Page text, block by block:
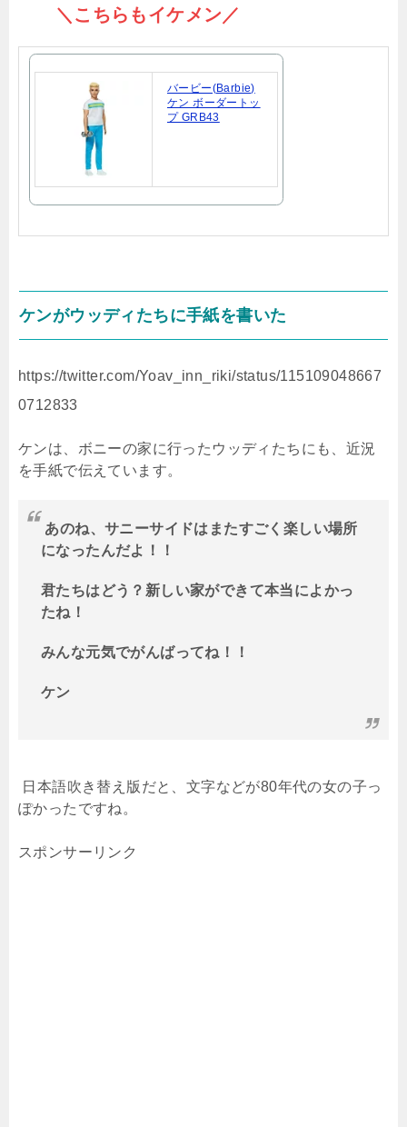
＼こちらもイケメン／
バービー(Barbie)
ケン ボーダートッ
プ GRB43
ケンがウッディたちに手紙を書いた
https://twitter.com/Yoav_inn_riki/status/115109048667
0712833
ケンは、ボニーの家に行ったウッディたちにも、近況
を手紙で伝えています。
あのね、サニーサイドはまたすごく楽しい場所
になったんだよ！！
君たちはどう？新しい家ができて本当によかっ
たね！
みんな元気でがんばってね！！
ケン
日本語吹き替え版だと、文字などが80年代の女の子っ
ぽかったですね。
スポンサーリンク